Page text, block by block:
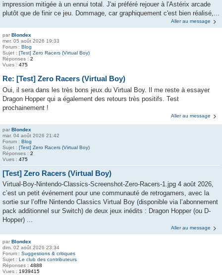
impression mitigée à un ennui total. J'ai préféré rejouer à l'Astérix arcade
plutôt que de finir ce jeu. Dommage, car graphiquement c'est bien réalisé,...
Aller au message
par Blondex
mer. 05 août 2026 19:33
Forum : Blog
Sujet : [Test] Zero Racers (Virtual Boy)
Réponses : 2
Vues : 475
Re: [Test] Zero Racers (Virtual Boy)
Oui, il sera dans les très bons jeux du Virtual Boy. Il me reste à essayer
Dragon Hopper qui a également des retours très positifs. Test
prochainement !
Aller au message
par Blondex
mar. 04 août 2026 21:42
Forum : Blog
Sujet : [Test] Zero Racers (Virtual Boy)
Réponses : 2
Vues : 475
[Test] Zero Racers (Virtual Boy)
Virtual-Boy-Nintendo-Classics-Screenshot-Zero-Racers-1.jpg 4 août 2026,
c’est un petit événement pour une communauté de retrogamers, avec la
sortie sur l’offre Nintendo Classics Virtual Boy (disponible via l’abonnement
pack additionnel sur Switch) de deux jeux inédits : Dragon Hopper (ou D-
Hopper) ...
Aller au message
par Blondex
dim. 02 août 2026 23:34
Forum : Suggestions & critiques
Sujet : Le club des contributeurs
Réponses : 4888
Vues : 1939415